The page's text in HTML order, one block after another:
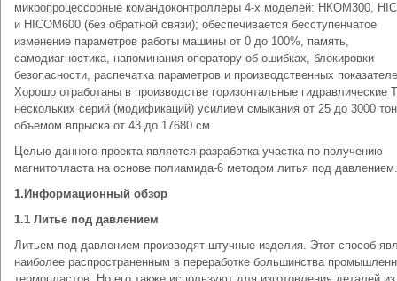
микропроцессорные командоконтроллеры 4-х моделей: НКОМ300,
и HICOM600 (без обратной связи); обеспечивается бесступенчатое
изменение параметров работы машины от 0 до 100%, память,
самодиагностика, напоминания оператору об ошибках, блокировки
безопасности, распечатка параметров и производственных
Хорошо отработаны в производстве горизонтальные гидравлические
нескольких серий (модификаций) усилием смыкания от 25 до 3000
объемом впрыска от 43 до 17680 см.
Целью данного проекта является разработка участка по получению
магнитопласта на основе полиамида-6 методом литья под давлением.
1.Информационный обзор
1.1 Литье под давлением
Литьем под давлением производят штучные изделия. Этот способ
наиболее распространенным в переработке большинства